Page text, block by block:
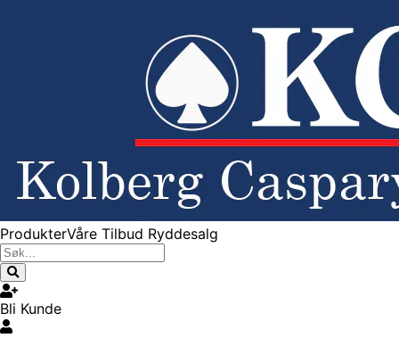
ProdukterVåre Tilbud Ryddesalg
Bli Kunde